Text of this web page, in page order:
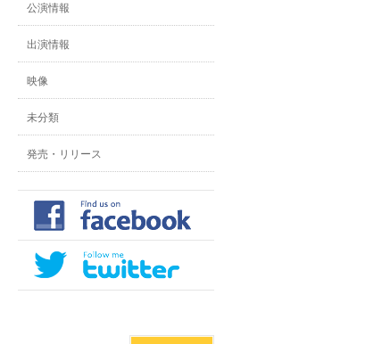
公演情報
出演情報
映像
未分類
発売・リリース